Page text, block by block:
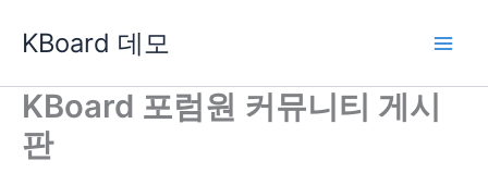
로
KBoard 데모
KBoard 포럼원 커뮤니티 게시
판